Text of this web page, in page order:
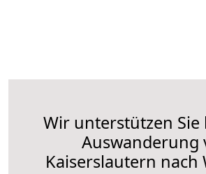
Wir unterstützen
Auswanderung
Kaiserslautern nach